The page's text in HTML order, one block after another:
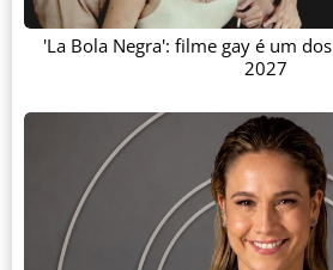
'La Bola Negra': filme gay é um
2027